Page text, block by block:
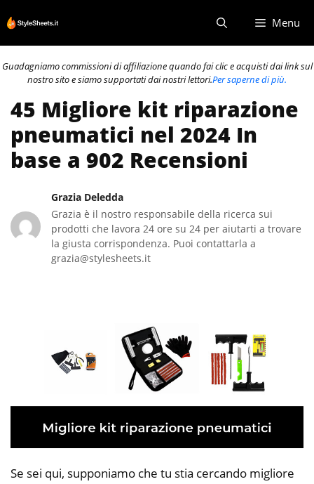
al
contenuto
Menu
Guadagniamo commissioni di affiliazione quando fai clic e acquisti dai link sul
nostro sito e siamo supportati dai nostri lettori.Per saperne di più.
45 Migliore kit riparazione
pneumatici nel 2024 In
base a 902 Recensioni
Grazia Deledda
Grazia è il nostro responsabile della ricerca sui
prodotti che lavora 24 ore su 24 per aiutarti a trovare
la giusta corrispondenza. Puoi contattarla a
grazia@stylesheets.it
Se sei qui, supponiamo che tu stia cercando migliore